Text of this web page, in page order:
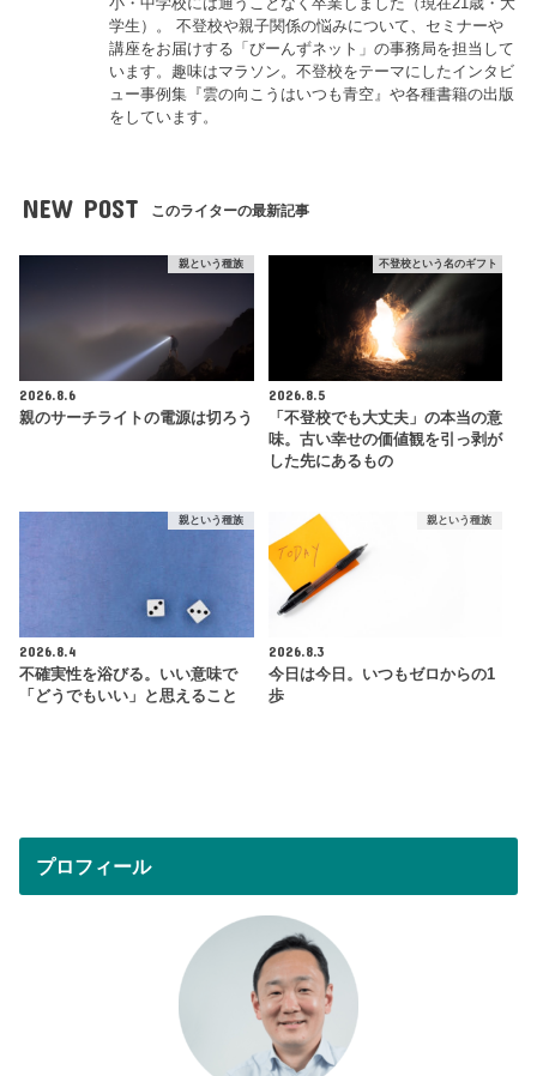
学生）。 不登校や親子関係の悩みについて、セミナーや
講座をお届けする「びーんずネット」の事務局を担当して
います。趣味はマラソン。不登校をテーマにしたインタビ
ュー事例集『雲の向こうはいつも青空』や各種書籍の出版
をしています。
NEW POST このライターの最新記事
親という種族
2026.8.6
親のサーチライトの電源は切ろう
不登校という名のギフト
2026.8.5
「不登校でも大丈夫」の本当の意
味。古い幸せの価値観を引っ剥が
した先にあるもの
親という種族
2026.8.4
不確実性を浴びる。いい意味で
「どうでもいい」と思えること
親という種族
2026.8.3
今日は今日。いつもゼロからの1
歩
プロフィール